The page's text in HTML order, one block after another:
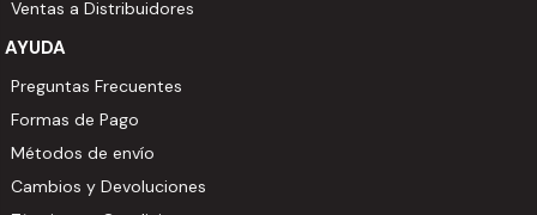
Ventas a Distribuidores
AYUDA
Preguntas Frecuentes
Formas de Pago
Métodos de envío
Cambios y Devoluciones